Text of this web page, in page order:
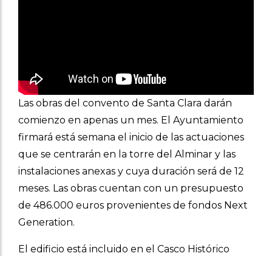
Las obras del convento de Santa Clara darán
comienzo en apenas un mes. El Ayuntamiento
firmará está semana el inicio de las actuaciones
que se centrarán en la torre del Alminar y las
instalaciones anexas y cuya duración será de 12
meses. Las obras cuentan con un presupuesto
de 486.000 euros provenientes de fondos Next
Generation.
El edificio está incluido en el Casco Histórico